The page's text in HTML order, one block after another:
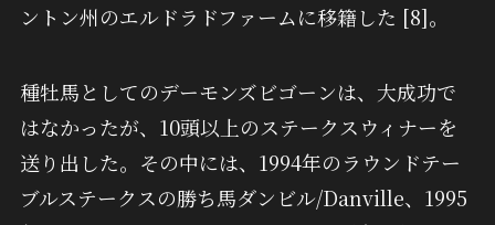
ントン州のエルドラドファームに移籍した [8]。
種牡馬としてのデーモンズビゴーンは、大成功で
はなかったが、10頭以上のステークスウィナーを
送り出した。その中には、1994年のラウンドテー
ブルステークスの勝ち馬ダンビル/Danville、1995